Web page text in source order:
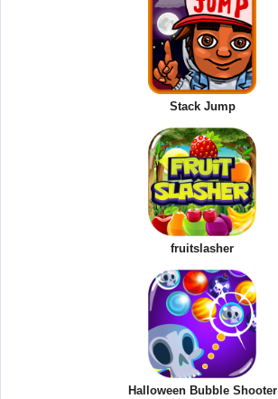
Stack Jump
fruitslasher
Halloween Bubble Shooter